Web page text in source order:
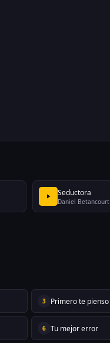
Seductora
Daniel Betancourt
3 Primero te pienso
6 Tu mejor error